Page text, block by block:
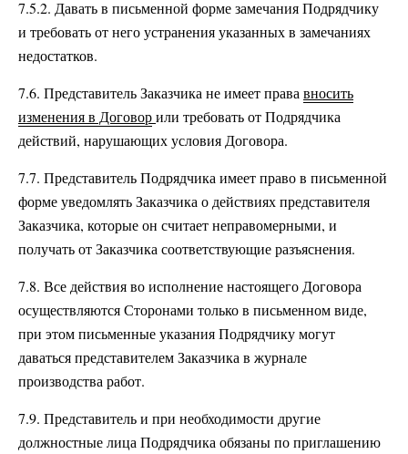
7.5.2. Давать в письменной форме замечания Подрядчику
и требовать от него устранения указанных в замечаниях
недостатков.
7.6. Представитель Заказчика не имеет права вносить
изменения в Договорили требовать от Подрядчика
действий, нарушающих условия Договора.
7.7. Представитель Подрядчика имеет право в письменной
форме уведомлять Заказчика о действиях представителя
Заказчика, которые он считает неправомерными, и
получать от Заказчика соответствующие разъяснения.
7.8. Все действия во исполнение настоящего Договора
осуществляются Сторонами только в письменном виде,
при этом письменные указания Подрядчику могут
даваться представителем Заказчика в журнале
производства работ.
7.9. Представитель и при необходимости другие
должностные лица Подрядчика обязаны по приглашению